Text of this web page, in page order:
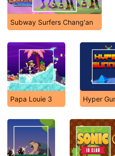
Subway Surfers Chang'an
Papa Louie 3 Hyper